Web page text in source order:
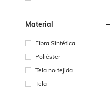
Material
Fibra Sintética
Poliéster
Tela no tejida
Tela